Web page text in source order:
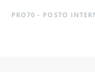
PRO70 - POSTO